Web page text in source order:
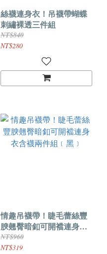
絲襪連身衣！吊襪帶蝴蝶
刺繡裸透三件組
NT$840
NT$280
情趣吊襪帶！睫毛蕾絲豐
腴翹臀暗釦可開襠連身衣
含襪兩件組﹝黑﹞
NT$960
NT$319